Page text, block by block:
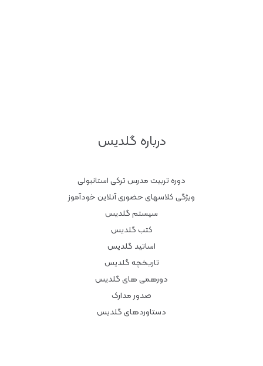
درباره گلدیس
دوره تربیت مدرس ترکی استانبولی
ویژگی کلاسهای حضوری آنلاین خودآموز
سیستم گلدیس
کتب گلدیس
اساتید گلدیس
تاریخچه گلدیس
دورهمی های گلدیس
صدور مدارک
دستاوردهای گلدیس